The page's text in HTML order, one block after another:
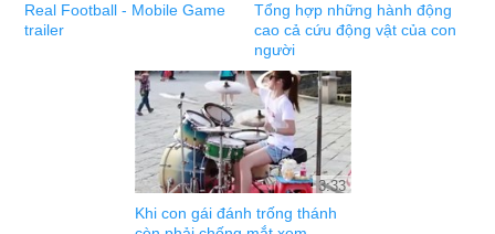
Real Football - Mobile Game
trailer
Tổng hợp những hành động
cao cả cứu động vật của con
người
3:33
Khi con gái đánh trống thánh